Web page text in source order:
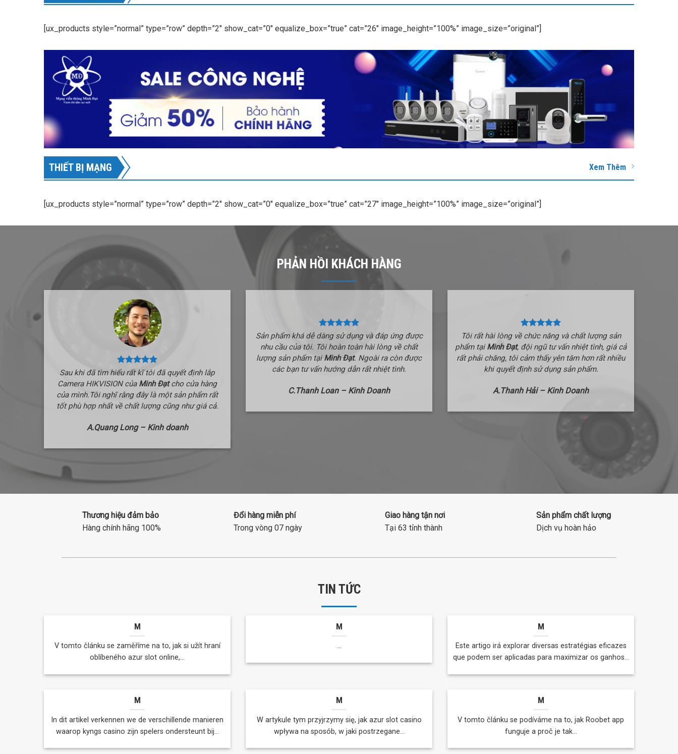
[ux_products style=”normal” type=”row” depth=”2″ show_cat=”0″ equalize_box=”true” cat=”26″ image_height=”100%” image_size=”original”]
THIẾT BỊ MẠNG Xem Thêm
[ux_products style=”normal” type=”row” depth=”2″ show_cat=”0″ equalize_box=”true” cat=”27″ image_height=”100%” image_size=”original”]
PHẢN HỒI KHÁCH HÀNG
Sau khi đã tìm hiểu rất kĩ tôi đã quyết định lắp
Camera HIKVISION của Minh Đạtcho cửa hàng
của mình.Tôi nghĩ rằng đây là một sản phẩm rất
tốt phù hợp nhất về chất lượng cũng như giá cả.
A.Quang Long – Kinh doanh
Sản phẩm khá dễ dàng sử dụng và đáp ứng được
nhu cầu của tôi. Tôi hoàn toàn hài lòng về chất
lượng sản phẩm tạiMinh Đạt. Ngoài ra còn được
các bạn tư vấn hướng dẫn rất nhiệt tình.
C.Thanh Loan – Kinh Doanh
Tôi rất hài lòng về chức năng và chất lượng sản
phẩm tại Minh Đạt, đội ngũ tư vấn nhiệt tình, giá cả
rất phải chăng, tôi cảm thấy yên tâm hơn rất nhiều
khi quyết định sử dụng sản phẩm.
A.Thanh Hải – Kinh Doanh
Thương hiệu đảm bảo
Hàng chính hãng 100%
Đổi hàng miễn phí
Trong vòng 07 ngày
Giao hàng tận nơi
Tại 63 tỉnh thành
Sản phẩm chất lượng
Dịch vụ hoàn hảo
TIN TỨC
M
V tomto článku se zaměříme na to, jak si užít hraní
oblíbeného azur slot online,...
M
...
M
Este artigo irá explorar diversas estratégias eficazes
que podem ser aplicadas para maximizar os ganhos...
M
In dit artikel verkennen we de verschillende manieren
waarop kyngs casino zijn spelers ondersteunt bij...
M
W artykule tym przyjrzymy się, jak azur slot casino
wpływa na sposób, w jaki postrzegane...
M
V tomto článku se podíváme na to, jak Roobet app
funguje a proč je tak...